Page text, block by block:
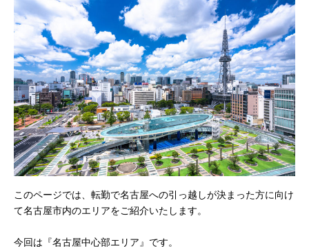
このページでは、転勤で名古屋への引っ越しが決まった方に向け
て名古屋市内のエリアをご紹介いたします。
今回は『名古屋中心部エリア』です。